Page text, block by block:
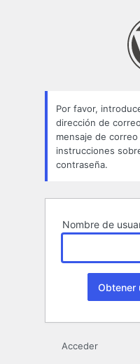
Por favor,
dirección de
mensaje de
instrucciones
contraseña.
Nombre de
Acceder